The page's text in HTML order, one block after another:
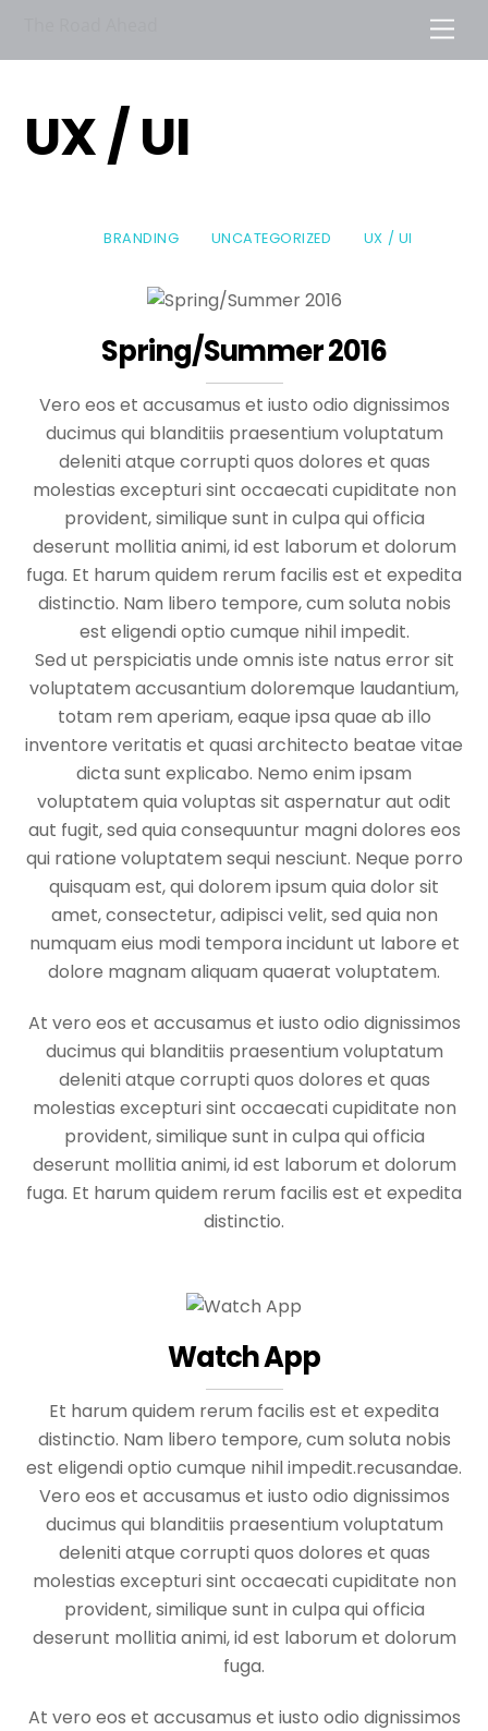
UX / UI
BRANDING UNCATEGORIZED UX / UI
Spring/Summer 2016
Vero eos et accusamus et iusto odio dignissimos
ducimus qui blanditiis praesentium voluptatum
deleniti atque corrupti quos dolores et quas
molestias excepturi sint occaecati cupiditate non
provident, similique sunt in culpa qui officia
deserunt mollitia animi, id est laborum et dolorum
fuga. Et harum quidem rerum facilis est et expedita
distinctio. Nam libero tempore, cum soluta nobis
est eligendi optio cumque nihil impedit.
Sed ut perspiciatis unde omnis iste natus error sit
voluptatem accusantium doloremque laudantium,
totam rem aperiam, eaque ipsa quae ab illo
inventore veritatis et quasi architecto beatae vitae
dicta sunt explicabo. Nemo enim ipsam
voluptatem quia voluptas sit aspernatur aut odit
aut fugit, sed quia consequuntur magni dolores eos
qui ratione voluptatem sequi nesciunt. Neque porro
quisquam est, qui dolorem ipsum quia dolor sit
amet, consectetur, adipisci velit, sed quia non
numquam eius modi tempora incidunt ut labore et
dolore magnam aliquam quaerat voluptatem.
At vero eos et accusamus et iusto odio dignissimos
ducimus qui blanditiis praesentium voluptatum
deleniti atque corrupti quos dolores et quas
molestias excepturi sint occaecati cupiditate non
provident, similique sunt in culpa qui officia
deserunt mollitia animi, id est laborum et dolorum
fuga. Et harum quidem rerum facilis est et expedita
distinctio.
Watch App
Et harum quidem rerum facilis est et expedita
distinctio. Nam libero tempore, cum soluta nobis
est eligendi optio cumque nihil impedit.recusandae.
Vero eos et accusamus et iusto odio dignissimos
ducimus qui blanditiis praesentium voluptatum
deleniti atque corrupti quos dolores et quas
molestias excepturi sint occaecati cupiditate non
provident, similique sunt in culpa qui officia
deserunt mollitia animi, id est laborum et dolorum
fuga.
At vero eos et accusamus et iusto odio dignissimos